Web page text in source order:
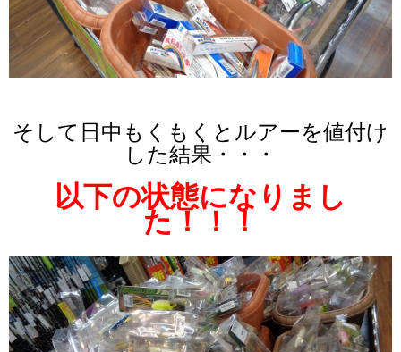
そして日中もくもくとルアーを値付け
した結果・・・
以下の状態になりまし
た！！！